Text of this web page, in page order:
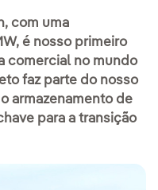
com uma
é nosso primeiro
comercial no mundo
faz parte do nosso
armazenamento de
para a transição